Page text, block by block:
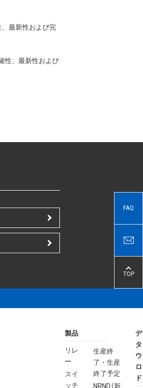
、最新性および完
性、最新性および
FAQ
TOP
製品
リレ
ー
スイ
ッチ
生産終
了・生産
終了予定
NRND（新
ド